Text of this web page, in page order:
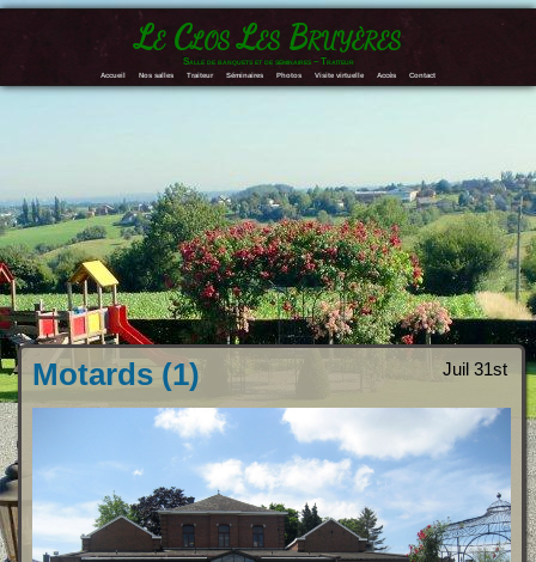
Le Clos Les Bruyères
Salle de banquets et de séminaires – Traiteur
Accueil Nos salles Traiteur Séminaires Photos Visite virtuelle Accès Contact
Juil 31st
Motards (1)